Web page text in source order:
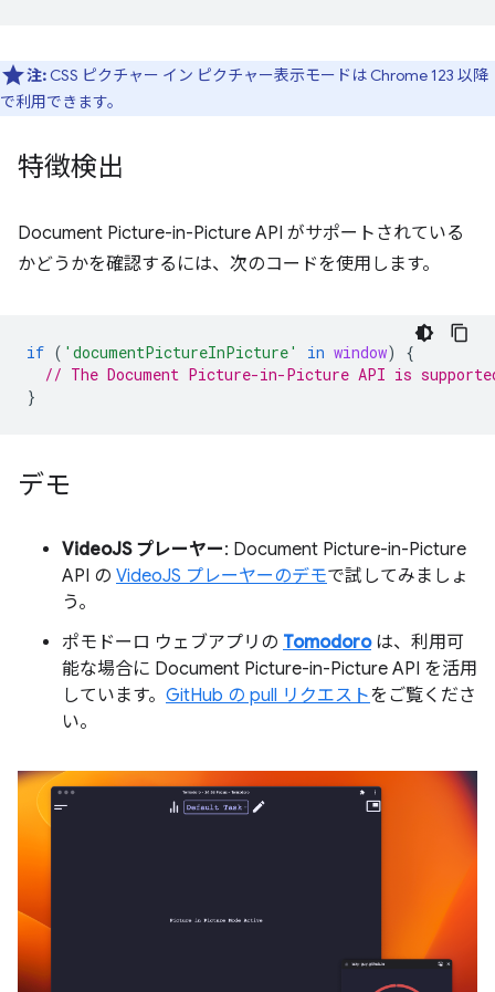
注: CSS ピクチャー イン ピクチャー表示モードは Chrome 123 以降
で利用できます。
特徴検出
Document Picture-in-Picture API がサポートされている
かどうかを確認するには、次のコードを使用します。
if ( 'documentPictureInPicture' in window)
{
// The Document Picture-in-Picture API is
}
デモ
VideoJS プレーヤー: Document Picture-in-Picture
API の VideoJS プレーヤーのデモで試してみましょ
う。
ポモドーロ ウェブアプリの Tomodoroは、利用可
能な場合に Document Picture-in-Picture API を活用
しています。 GitHub の pull リクエストをご覧くださ
い。